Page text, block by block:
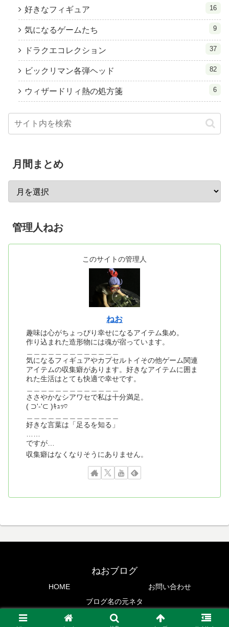
好きなフィギュア 16
気になるゲームたち 9
ドラクエコレクション 37
ビックリマン各弾ヘッド 82
ウィザードリィ熱の処方箋 6
月間まとめ
管理人ねお
このサイトの管理人
ねお
趣味は心がちょっぴり幸せになるアイテム集め。
作り込まれた造形物には魂が宿っています。
気になるフィギュアやカプセルトイその他ゲーム関連
アイテムの収集癖があります。好きなアイテムに囲ま
れた生活はとても快適で幸せです。
ささやかなシアワセで私は十分満足。
( ⊃'-'⊂ )ｷｭｯ♡
好きな言葉は「足るを知る」
ですが…
収集癖はなくなりそうにありません。
ねおブログ
HOME
お問い合わせ
ブログ名の元ネタ
Copyright © 2020 NeOvis99 All Rights Reserved.